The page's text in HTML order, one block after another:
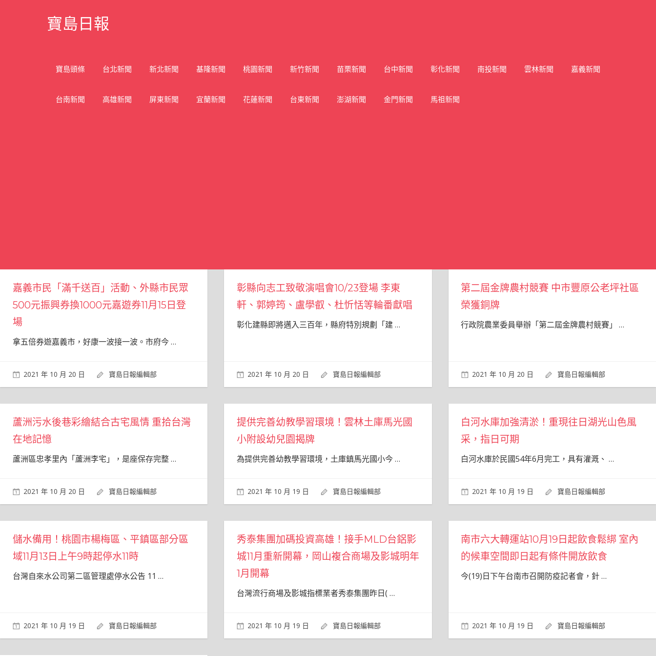
寶島日報
寶島頭條 台北新聞 新北新聞 基隆新聞 桃園新聞 新竹新聞 苗栗新聞 台中新聞 彰化新聞 南投新聞 雲林新聞 嘉義新聞
台南新聞 高雄新聞 屏東新聞 宜蘭新聞 花蓮新聞 台東新聞 澎湖新聞 金門新聞 馬祖新聞
嘉義市民「滿千送百」活動、外縣市民眾
500元振興券換1000元嘉遊券11月15日登
場
拿五倍券遊嘉義市，好康一波接一波。市府今…
2021 年 10 月 20 日 寶島日報編輯部
彰縣向志工致敬演唱會10/23登場 李東
軒、郭婷筠、盧學叡、杜忻恬等輪番獻唱
彰化建縣即將邁入三百年，縣府特別規劃「建…
2021 年 10 月 20 日 寶島日報編輯部
第二屆金牌農村競賽 中市豐原公老坪社區
榮獲銅牌
行政院農業委員舉辦「第二屆金牌農村競賽」…
2021 年 10 月 20 日 寶島日報編輯部
蘆洲污水後巷彩繪結合古宅風情 重拾台灣
在地記憶
蘆洲區忠孝里內「蘆洲李宅」，是座保存完整…
2021 年 10 月 20 日 寶島日報編輯部
提供完善幼教學習環境！雲林土庫馬光國
小附設幼兒園揭牌
為提供完善幼教學習環境，土庫鎮馬光國小今…
2021 年 10 月 19 日 寶島日報編輯部
白河水庫加強清淤！重現往日湖光山色風
采，指日可期
白河水庫於民國54年6月完工，具有灌溉、…
2021 年 10 月 19 日 寶島日報編輯部
儲水備用！桃園市楊梅區、平鎮區部分區
域11月13日上午9時起停水11時
台灣自來水公司第二區管理處停水公告 11 …
2021 年 10 月 19 日 寶島日報編輯部
秀泰集團加碼投資高雄！接手MLD台鋁影
城11月重新開幕，岡山複合商場及影城明年
1月開幕
台灣流行商場及影城指標業者秀泰集團昨日( …
2021 年 10 月 19 日 寶島日報編輯部
南市六大轉運站10月19日起飲食鬆綁 室內
的候車空間即日起有條件開放飲食
今(19)日下午台南市召開防疫記者會，針…
2021 年 10 月 19 日 寶島日報編輯部